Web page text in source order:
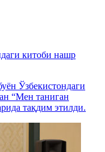
китоби нашр
Ўзбекистондаги
“Мен таниган
тақдим этилди.